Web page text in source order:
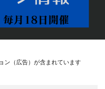
ン（広告）が含まれています